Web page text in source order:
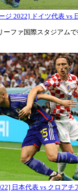
ジ 2022] ドイツ代表 vs
ファ国際スタジアム
日本代表 vs クロアチ